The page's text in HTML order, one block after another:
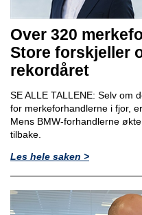
Over 320
Store forskjeller
rekordåret
SE ALLE TALLENE: Selv om
for merkeforhandlerne i fjor,
Mens BMW-forhandlerne
tilbake.
Les hele saken >